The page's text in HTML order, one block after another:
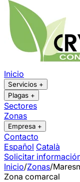
Inicio
Servicios +
Plagas +
Sectores
Zonas
Empresa +
Contacto
Español Català
Solicitar
Inicio/Zonas/
Zona comarcal